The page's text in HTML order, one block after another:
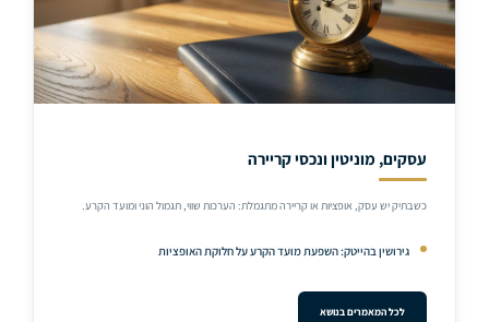
עסקים, מוניטין ונכסי קריירה
כשבתיק יש עסק, אופציות או קריירה מתגמלת: הערכות שווי, תגמול הוני ומועד הקרע.
גירושין בהייטק: השפעת מועד הקרע על חלוקת האופציות
לכל המאמרים בנושא